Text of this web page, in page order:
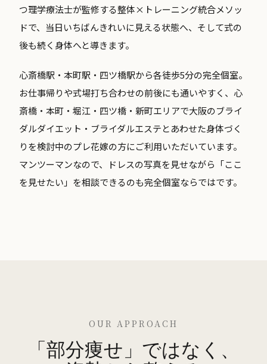
つ理学療法士が監修する整体×トレーニング統合メソッ
ドで、当日いちばんきれいに見える状態へ、そして式の
後も続く身体へと導きます。
心斎橋駅・本町駅・四ツ橋駅から各徒歩5分の完全個室。
お仕事帰りや式場打ち合わせの前後にも通いやすく、心
斎橋・本町・堀江・四ツ橋・新町エリアで大阪のブライ
ダルダイエット・ブライダルエステとあわせた身体づく
りを検討中のプレ花嫁の方にご利用いただいています。
マンツーマンなので、ドレスの写真を見せながら「ここ
を見せたい」を相談できるのも完全個室ならではです。
OUR APPROACH
「部分痩せ」ではなく、